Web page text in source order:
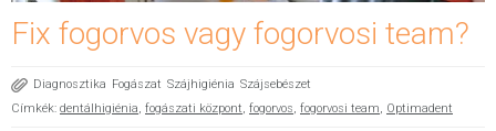
Fix fogorvos vagy fogorvosi team?
Diagnosztika Fogászat Szájhigiénia Szájsebészet
Címkék: dentálhigiénia, fogászati központ, fogorvos, fogorvosi team, Optimadent